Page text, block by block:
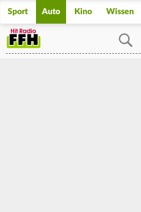
Sport Auto Kino Wissen